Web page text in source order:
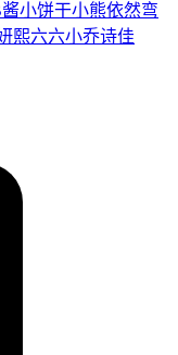
小饼干小熊依然弯
熙六六小乔诗佳